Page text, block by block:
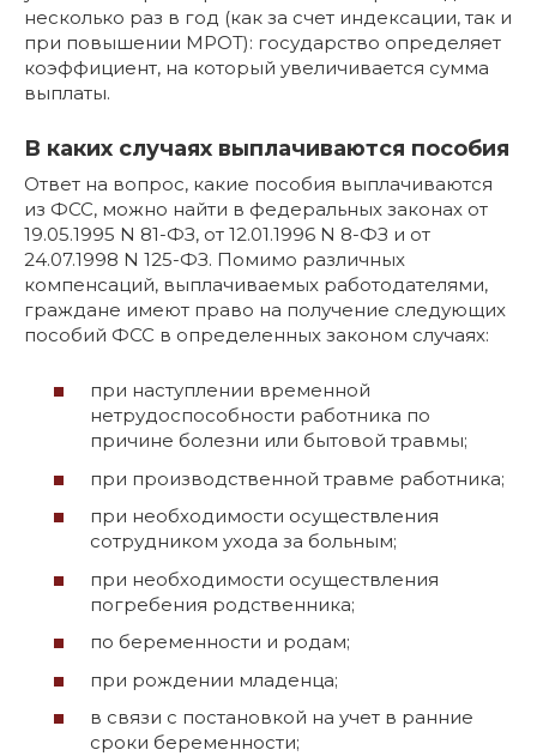
несколько раз в год (как за счет индексации, так и
при повышении МРОТ): государство определяет
коэффициент, на который увеличивается сумма
выплаты.
В каких случаях выплачиваются пособия
Ответ на вопрос, какие пособия выплачиваются
из ФСС, можно найти в федеральных законах от
19.05.1995 N 81-ФЗ, от 12.01.1996 N 8-ФЗ и от
24.07.1998 N 125-ФЗ. Помимо различных
компенсаций, выплачиваемых работодателями,
граждане имеют право на получение следующих
пособий ФСС в определенных законом случаях:
при наступлении временной
нетрудоспособности работника по
причине болезни или бытовой травмы;
при производственной травме работника;
при необходимости осуществления
сотрудником ухода за больным;
при необходимости осуществления
погребения родственника;
по беременности и родам;
при рождении младенца;
в связи с постановкой на учет в ранние
сроки беременности;